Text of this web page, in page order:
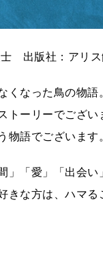
出版社：アリス
くなった鳥の物
ーリーでござい
物語でございます
」「愛」「出会
きな方は、ハマ